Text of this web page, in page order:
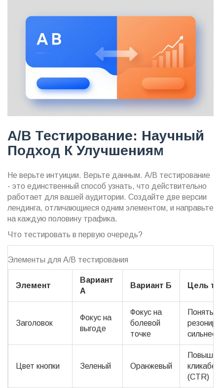
A/B Тестирование: Научный
Подход К Улучшениям
Не верьте интуиции. Верьте данным. A/B тестирование
- это единственный способ узнать, что действительно
работает для вашей аудитории. Создайте две версии
лендинга, отличающиеся одним элементом, и направьте
на каждую половину трафика.
Что тестировать в первую очередь?
Элементы для A/B тестирования
Элемент
Вариант
А
Вариант Б Цель
Заголовок
Фокус на
выгоде
Фокус на
болевой
точке
Понять,
сильнее
Цвет кнопки Зеленый Оранжевый
(CTR)